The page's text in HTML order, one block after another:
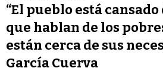
“El pueblo está
que hablan de los
están cerca de sus
García Cuerva